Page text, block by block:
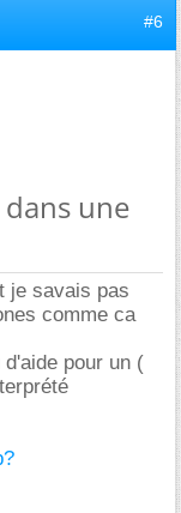
#6
une
je savais pas
comme ca
pour un (